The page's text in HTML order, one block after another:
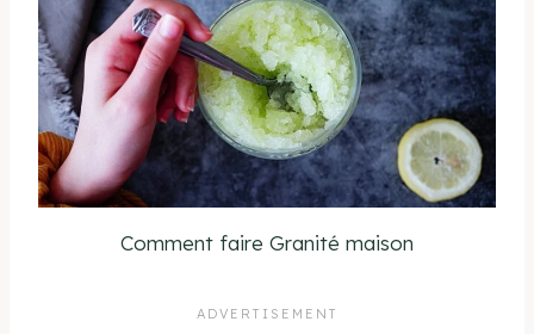
Comment faire Granité maison